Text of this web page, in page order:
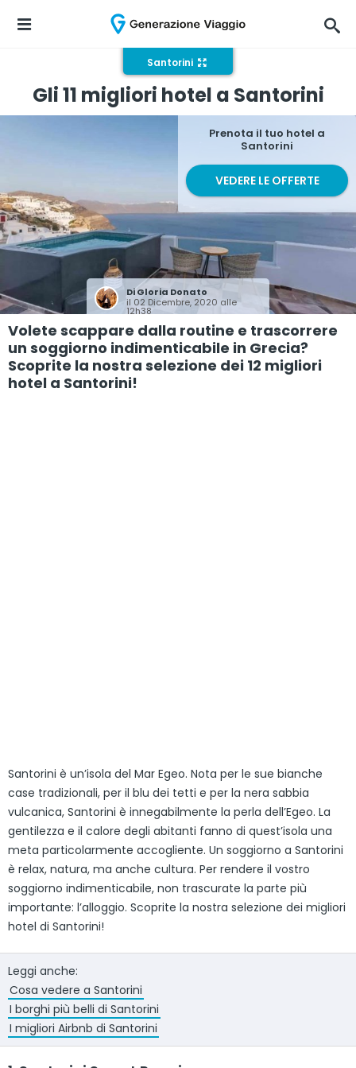
Santorini
Gli 11 migliori hotel a Santorini
DiGloria Donato
il 02 Dicembre, 2020 alle
12h38
Prenota il tuo hotel a
Santorini
VEDERE LE OFFERTE
Volete scappare dalla routine e trascorrere
un soggiorno indimenticabile in Grecia?
Scoprite la nostra selezione dei 12 migliori
hotel a Santorini!
Santorini è un’isola del Mar Egeo. Nota per le sue bianche
case tradizionali, per il blu dei tetti e per la nera sabbia
vulcanica, Santorini è innegabilmente la perla dell’Egeo. La
gentilezza e il calore degli abitanti fanno di quest’isola una
meta particolarmente accogliente. Un soggiorno a Santorini
è relax, natura, ma anche cultura. Per rendere il vostro
soggiorno indimenticabile, non trascurate la parte più
importante: l’alloggio. Scoprite la nostra selezione dei migliori
hotel di Santorini!
Leggi anche:
Cosa vedere a Santorini
I borghi più belli di Santorini
I migliori Airbnb di Santorini